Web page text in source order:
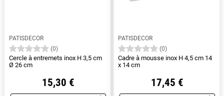
PATISDECOR
(0)
Cercle à entremets inox H 3,5 cm
Ø 26 cm
15,30 €
PATISDECOR
(0)
Cadre à mousse inox H 4,5 cm 14
x 14 cm
17,45 €